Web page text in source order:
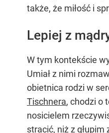
także, że miłość i
Lepiej z
W tym kontekście
Umiał z nimi
obietnica rodzi w
Tischnera, chodzi o
nosicielem
stracić, niż z głupim